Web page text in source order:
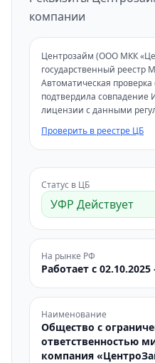
компании
Центрозайм (ООО МКК
государственный реестр
Автоматическая проверка
подтвердила
лицензии с данными
Проверить в реестре ЦБ
Статус в ЦБ
УФР Действует
На рынке РФ
Работает с
Наименование
Общество с
ответственностью
компания